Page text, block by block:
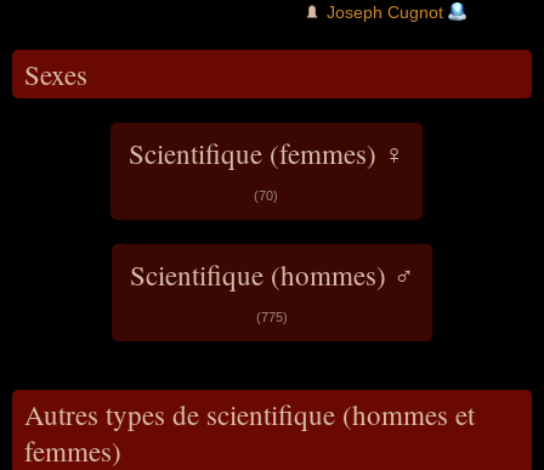
Joseph Cugnot
Sexes
Scientifique (femmes) ♀
(70)
Scientifique (hommes) ♂
(775)
Autres types de scientifique (hommes et
femmes)